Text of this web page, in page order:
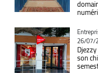
26/07/
son